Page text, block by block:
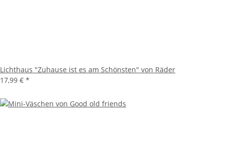
Lichthaus "Zuhause ist es am Schönsten" von Räder
17,99 € *